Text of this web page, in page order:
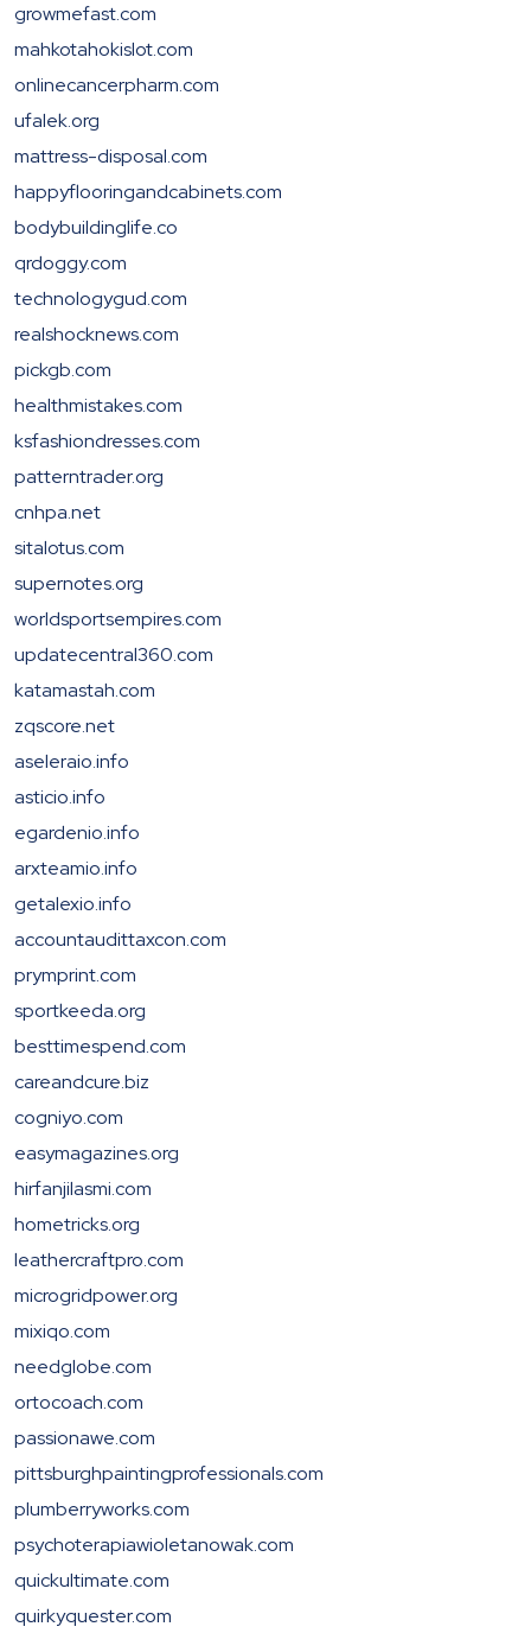
growmefast.com
mahkotahokislot.com
onlinecancerpharm.com
ufalek.org
mattress-disposal.com
happyflooringandcabinets.com
bodybuildinglife.co
qrdoggy.com
technologygud.com
realshocknews.com
pickgb.com
healthmistakes.com
ksfashiondresses.com
patterntrader.org
cnhpa.net
sitalotus.com
supernotes.org
worldsportsempires.com
updatecentral360.com
katamastah.com
zqscore.net
aseleraio.info
asticio.info
egardenio.info
arxteamio.info
getalexio.info
accountaudittaxcon.com
prymprint.com
sportkeeda.org
besttimespend.com
careandcure.biz
cogniyo.com
easymagazines.org
hirfanjilasmi.com
hometricks.org
leathercraftpro.com
microgridpower.org
mixiqo.com
needglobe.com
ortocoach.com
passionawe.com
pittsburghpaintingprofessionals.com
plumberryworks.com
psychoterapiawioletanowak.com
quickultimate.com
quirkyquester.com